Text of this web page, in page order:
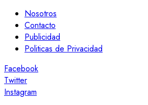
Nosotros
Contacto
Publicidad
Politicas de Privacidad
Facebook
Twitter
Instagram